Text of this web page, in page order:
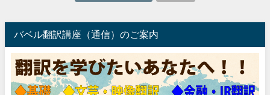
バベル翻訳講座（通信）のご案内